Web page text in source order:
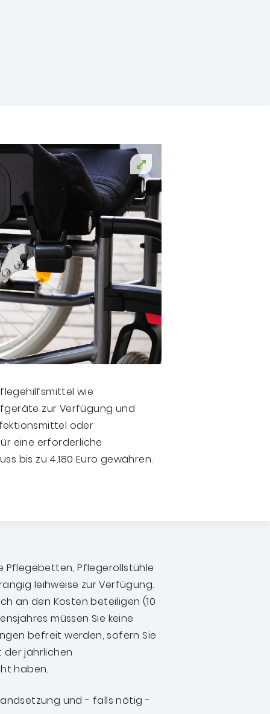
wie
zur Verfügung und
oder
eine erforderliche
bis zu 4.180 Euro gewähren.
Pflegebetten, Pflegerollstühle
leihweise zur Verfügung.
an den Kosten beteiligen (10
müssen Sie keine
befreit werden, sofern Sie
der jährlichen
haben.
und - falls nötig -